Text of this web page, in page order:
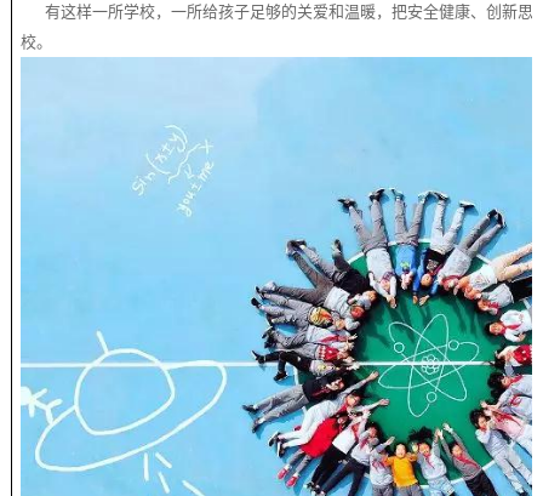
有这样一所学校，一所给孩子足够的关爱和温暖，把安全健康、创新思
校。